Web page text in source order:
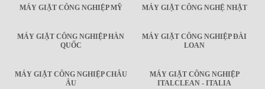
MÁY GIẶT CÔNG NGHIỆP MỸ MÁY GIẶT CÔNG NGHỆ NHẬT
MÁY GIẶT CÔNG NGHIỆP HÀN
QUỐC
MÁY GIẶT CÔNG NGHIỆP ĐÀI
LOAN
MÁY GIẶT CÔNG NGHIỆP CHÂU
ÂU
MÁY GIẶT CÔNG NGHIỆP
ITALCLEAN - ITALIA